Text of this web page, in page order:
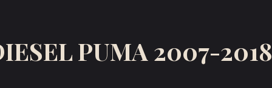
PUMA 2007-2018